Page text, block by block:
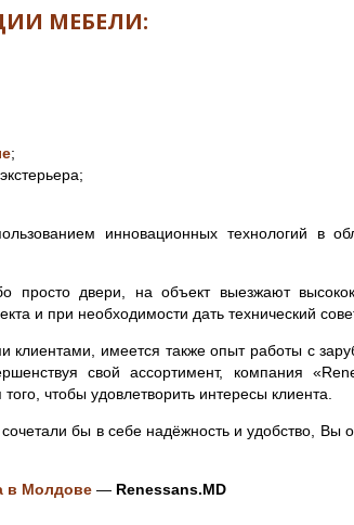
МЕБЕЛИ:
;
инновационных технологий в
просто двери, на объект выезжают
и при необходимости дать технический
имеется также опыт работы с
свой ассортимент, компания
чтобы удовлетворить интересы клиента.
бы в себе надёжность и удобство, Вы
в Молдове — Renessans.MD